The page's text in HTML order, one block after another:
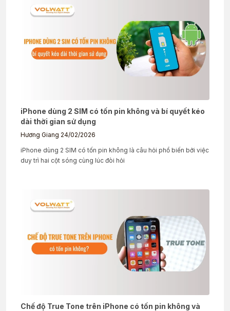
iPhone dùng 2 SIM có tốn pin không và bí quyết kéo
dài thời gian sử dụng
Hương Giang 24/02/2026
iPhone dùng 2 SIM có tốn pin không là câu hỏi phổ biến bởi việc
duy trì hai cột sóng cùng lúc đòi hỏi
Chế độ True Tone trên iPhone có tốn pin không và